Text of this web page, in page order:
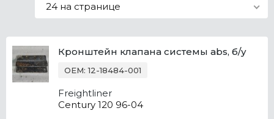
24 на странице
Кронштейн клапана системы abs, б/у
OEM: 12-18484-001
Freightliner
Century 120 96-04